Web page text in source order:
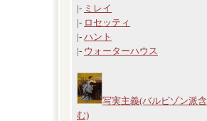
|- ミレイ
|- ロセッティ
|- ハント
|- ウォーターハウス
写実主義(バルビゾン派含
む)